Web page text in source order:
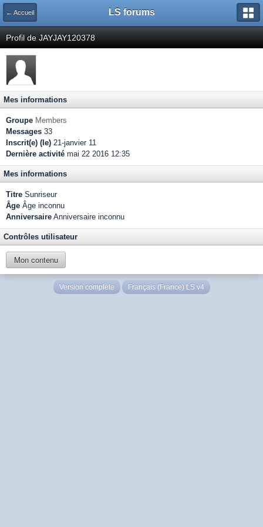
← Accueil LS forums
Profil de JAYJAY120378
Mes informations
Groupe Members
Messages 33
Inscrit(e) (le) 21-janvier 11
Dernière activité mai 22 2016 12:35
Mes informations
Titre Sunriseur
Âge Âge inconnu
Anniversaire Anniversaire inconnu
Contrôles utilisateur
Mon contenu
Version complète Français (France) LS v4